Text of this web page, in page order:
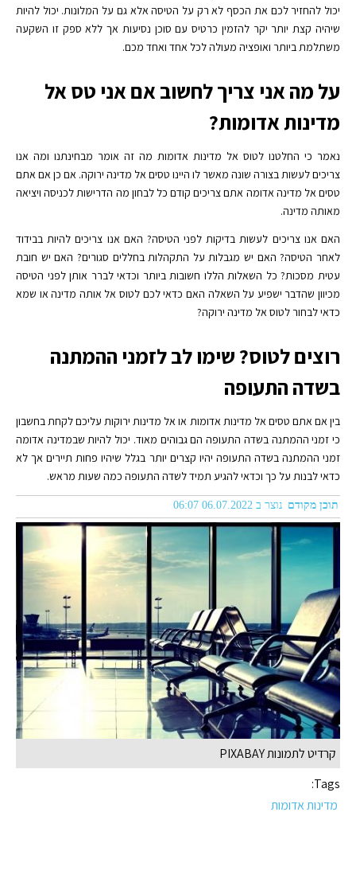
יכול להחזיר לכם את הכסף לא רק על הטיסה אלא גם על המלונות. יכול להיות
שיהיה קצת יותר יקר להזמין כרטיס עם סוכן נסיעות אך ללא ספק זו השקעה
משתלמת ביותר ואופציה מעולה לכל אחד ואחד מכם.
על מה אני צריך לחשוב אם אני טס אל
מדינות אדומות?
נאמר כי החלטנו לטוס אל מדינות אדומות מה זה אומר מבחינתנו ומה אנו
צריכים לעשות בצורה שונה מאשר לו היינו טסים אל מדינה ירוקה. אם כן אם אתם
טסים אל מדינה אדומה אתם צריכים קודם כל לבחון מה הדרישות לכניסה ויציאה
מאותה מדינה.
האם אנו צריכים לעשות בדיקות לפני הטיסה? האם אנו צריכים להיות בבידוד
לאחר הטיסה? האם יש מגבלות על התקהלות בחללים סגורים? האם יש חובת
עטית מסכות? כל השאלות הללו חשובות ביותר וכדאי לברר אותן לפני הטיסה
מכיוון שהדבר ישפיע על השאלה האם כדאי לכם לטוס אל אותה מדינה או שמא
כדאי לבחור לטוס אל מדינה ירוקה?
רוצים לטוס? שימו לב לזמני ההמתנה
בשדה התעופה
בין אם אתם טסים אל מדינות אדומות או אל מדינות ירוקות עליכם לקחת בחשבון
כי זמני ההמתנה בשדה התעופה הם גבוהים מאוד. יכול להיות שבמדינה אדומה
זמני ההמתנה בשדה התעופה יהיו קצרים יותר בגלל שיהיו פחות תיירים אך לא
כדאי לבנות על כך וכדאי להגיע תמיד לשדה התעופה כמה שעות מראש.
תוכן מקודם נוצר ב 06.07.2022 06:07
קרדיט לתמונות PIXABAY
Tags:
מדינות אדומות